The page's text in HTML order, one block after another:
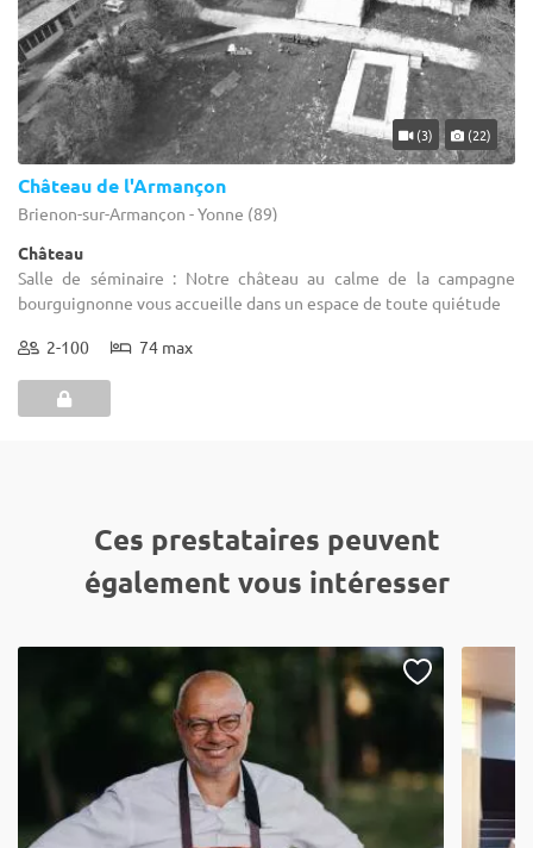
(3) (22)
Château de l'Armançon
Brienon-sur-Armançon - Yonne (89)
Château
Salle de séminaire : Notre château au calme de la campagne
bourguignonne vous accueille dans un espace de toute quiétude
2-100 74 max
Ces prestataires peuvent
également vous intéresser